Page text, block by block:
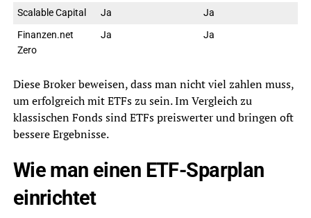
Scalable Capital
Ja
Ja
Finanzen.net
Zero
Ja Ja
Diese Broker beweisen, dass man nicht viel zahlen muss,
um erfolgreich mit ETFs zu sein. Im Vergleich zu
klassischen Fonds sind ETFs preiswerter und bringen oft
bessere Ergebnisse.
Wie man einen ETF-Sparplan
einrichtet